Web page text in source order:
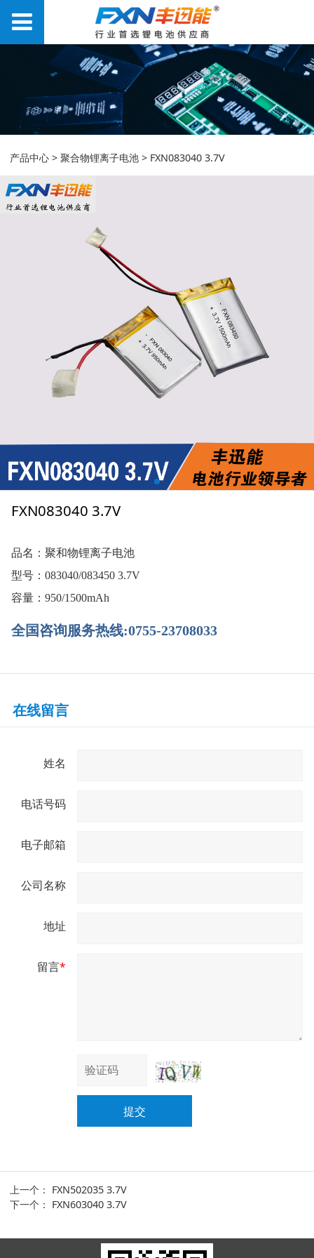
FXN083040 3.7V
产品中心 >聚合物锂离子电池 > FXN083040 3.7V
FXN083040 3.7V
品名：聚和物锂离子电池
型号：083040/083450 3.7V
容量：950/1500mAh
全国咨询服务热线:0755-23708033
在线留言
姓名
电话号码
电子邮箱
公司名称
地址
留言*
提交
上一个： FXN502035 3.7V
下一个： FXN603040 3.7V